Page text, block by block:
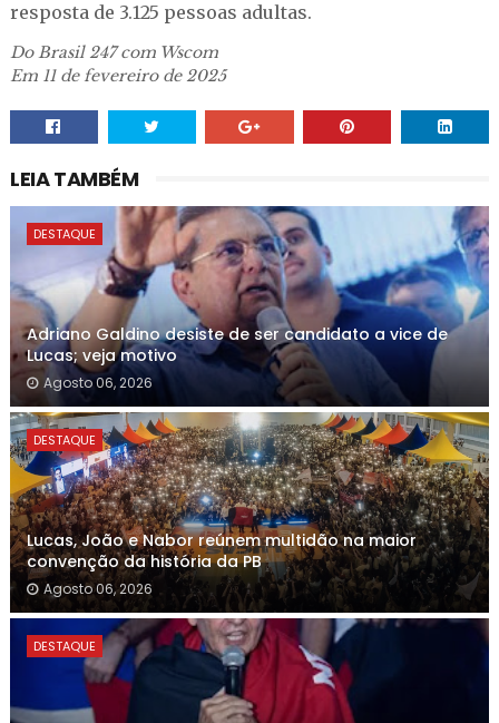
resposta de 3.125 pessoas adultas.
Do Brasil 247 com Wscom
Em 11 de fevereiro de 2025
LEIA TAMBÉM
DESTAQUE
Adriano Galdino desiste de ser candidato a vice de
Lucas; veja motivo
Agosto 06, 2026
DESTAQUE
Lucas, João e Nabor reúnem multidão na maior
convenção da história da PB
Agosto 06, 2026
DESTAQUE